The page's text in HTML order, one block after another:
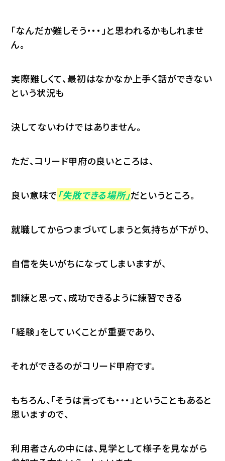
「なんだか難しそう・・・」と思われるかもしれませ
ん。
実際難しくて、最初はなかなか上手く話ができない
という状況も
決してないわけではありません。
ただ、コリード甲府の良いところは、
良い意味で「失敗できる場所」だというところ。
就職してからつまづいてしまうと気持ちが下がり、
自信を失いがちになってしまいますが、
訓練と思って、成功できるように練習できる
「経験」をしていくことが重要であり、
それができるのがコリード甲府です。
もちろん、「そうは言っても・・・」ということもあると
思いますので、
利用者さんの中には、見学として様子を見ながら